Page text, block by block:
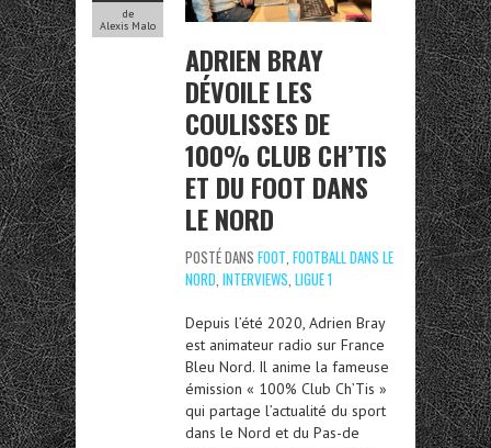
de
Alexis Malo
ADRIEN BRAY
DÉVOILE LES
COULISSES DE
100% CLUB CH’TIS
ET DU FOOT DANS
LE NORD
POSTÉ DANS FOOT, FOOTBALL DANS LE
NORD, INTERVIEWS, LIGUE 1
Depuis l’été 2020, Adrien Bray
est animateur radio sur France
Bleu Nord. Il anime la fameuse
émission « 100% Club Ch’Tis »
qui partage l’actualité du sport
dans le Nord et du Pas-de